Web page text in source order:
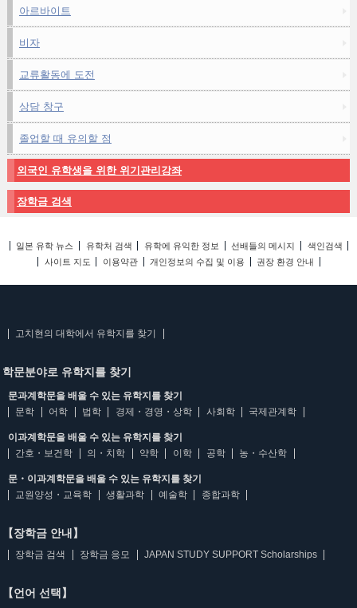
아르바이트
비자
교류활동에 도전
상담 창구
졸업할 때 유의할 점
외국인 유학생을 위한 위기관리강좌
장학금 검색
일본 유학 뉴스 유학처 검색 유학에 유익한 정보 선배들의 메시지
색인검색
사이트 지도
이용약관 개인정보의 수집 및 이용 권장 환경 안내
고치현의 대학에서 유학지를 찾기
학문분야로 유학지를 찾기
문과계학문을 배울 수 있는 유학지를 찾기
문학
어학 법학 경제・경영・상학 사회학 국제관계학
이과계학문을 배울 수 있는 유학지를 찾기
간호・보건학
의・치학 약학 이학 공학 농・수산학
문・이과계학문을 배울 수 있는 유학지를 찾기
교원양성・교육학
생활과학 예술학 종합과학
【장학금 안내】
장학금 검색 장학금 응모 JAPAN STUDY SUPPORT Scholarships
【언어 선택】